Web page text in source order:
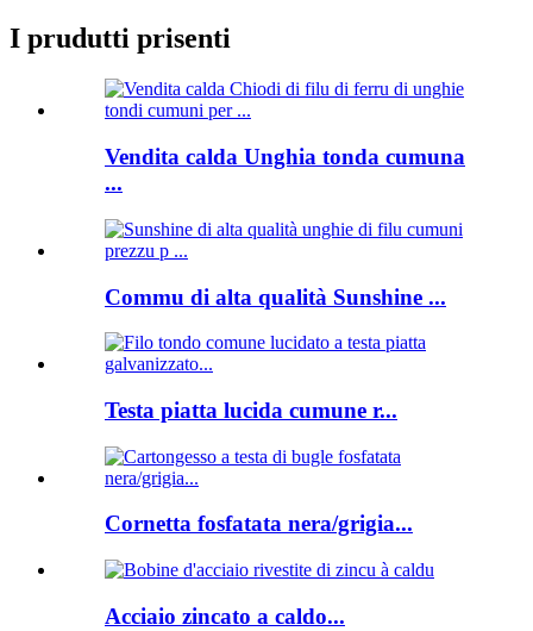
I prudutti prisenti
Vendita calda Unghia tonda cumuna
...
Commu di alta qualità Sunshine ...
Testa piatta lucida cumune r...
Cornetta fosfatata nera/grigia...
Acciaio zincato a caldo...